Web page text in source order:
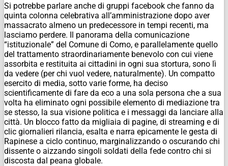
Si potrebbe parlare anche di gruppi facebook che fanno da
quinta colonna celebrativa all’amministrazione dopo aver
massacrato almeno un predecessore in tempi recenti, ma
lasciamo perdere. Il panorama della comunicazione
“istituzionale” del Comune di Como, e parallelamente quello
del trattamento straordinariamente benevolo con cui viene
assorbita e restituita ai cittadini in ogni sua stortura, sono lì
da vedere (per chi vuol vedere, naturalmente). Un compatto
esercito di media, sotto varie forme, ha deciso
scientificamente di fare da eco a una sola persona che a sua
volta ha eliminato ogni possibile elemento di mediazione tra
se stesso, la sua visione politica e i messaggi da lanciare alla
città. Un blocco fatto da migliaia di pagine, di streaming e di
clic giornalieri rilancia, esalta e narra epicamente le gesta di
Rapinese a ciclo continuo, marginalizzando o oscurando chi
dissente o aizzando singoli soldati della fede contro chi si
discosta dal peana globale.